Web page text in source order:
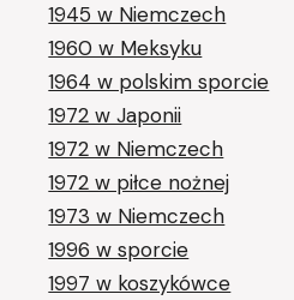
1945 w Niemczech
1960 w Meksyku
1964 w polskim sporcie
1972 w Japonii
1972 w Niemczech
1972 w piłce nożnej
1973 w Niemczech
1996 w sporcie
1997 w koszykówce